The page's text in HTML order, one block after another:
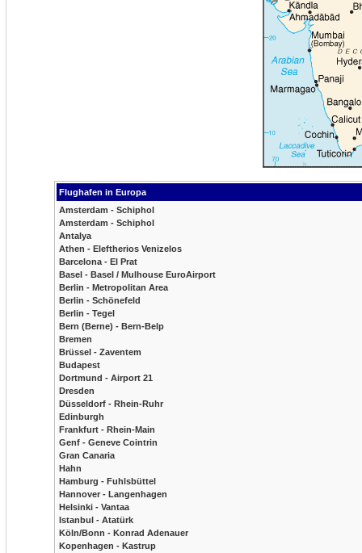
Flughafen in Europa
Amsterdam - Schiphol
Amsterdam - Schiphol
Antalya
Athen - Eleftherios Venizelos
Barcelona - El Prat
Basel - Basel / Mulhouse EuroAirport
Berlin - Metropolitan Area
Berlin - Schönefeld
Berlin - Tegel
Bern (Berne) - Bern-Belp
Bremen
Brüssel - Zaventem
Budapest
Dortmund - Airport 21
Dresden
Düsseldorf - Rhein-Ruhr
Edinburgh
Frankfurt - Rhein-Main
Genf - Geneve Cointrin
Gran Canaria
Hahn
Hamburg - Fuhlsbüttel
Hannover - Langenhagen
Helsinki - Vantaa
Istanbul - Atatürk
Köln/Bonn - Konrad Adenauer
Kopenhagen - Kastrup